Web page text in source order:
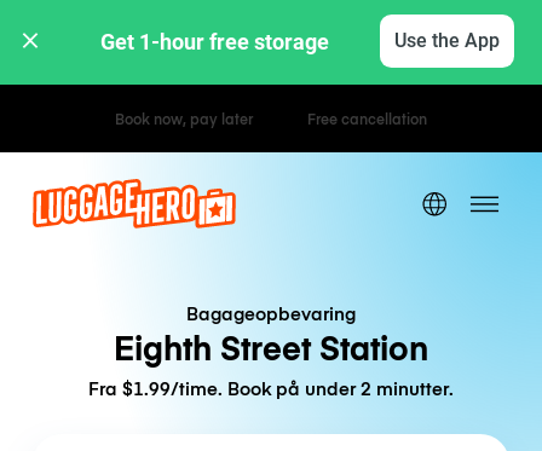
Get 1-hour free storage Use the App
Hourly / Daily Rates
Bagageopbevaring
Eighth Street Station
Fra $1.99/time. Book på under 2 minutter.